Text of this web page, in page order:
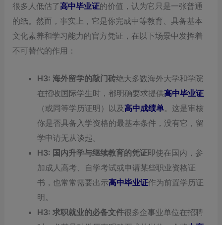
很多人低估了高中毕业证的价值，认为它只是一张普通
的纸。然而，事实上，它是你完成中等教育、具备基本
文化素养和学习能力的官方凭证，在以下场景中发挥着
不可替代的作用：
H3: 海外留学的敲门砖绝大多数海外大学和学院
在招收国际学生时，都明确要求提供高中毕业证
（或同等学历证明）以及高中成绩单。这是审核
你是否具备入学资格的最基本条件，没有它，留
学申请无从谈起。
H3: 国内升学与继续教育的凭证即使在国内，参
加成人高考、自学考试或申请某些职业资格证
书，也常常需要出示高中毕业证作为前置学历证
明。
H3: 求职就业的必备文件很多企事业单位在招聘